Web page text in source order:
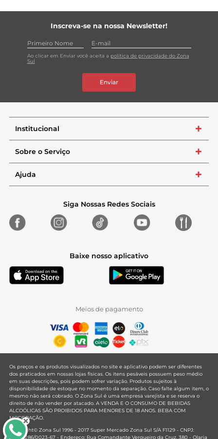
Inscreva-se na nossa Newsletter!
Ao clicar em Enviar você aceita a política de privacidade do Zona
Sul
Enviar
Institucional +
Sobre o Serviço +
Ajuda +
Siga Nossas Redes Sociais
Baixe nosso aplicativo
Meios de pagamento
Os preços e os produtos visualizados no site e aplicativo podem ser diferentes
dos praticados em nossas lojas físicas. Os itens pesáveis possuem peso médio
em suas descrições, pois podem sofrer variação. Produtos sujeitos à
disponibilidade de estoque no momento da separação. Caso falte algum item, o
mesmo não será cobrado. O Zona Sul é uma empresa varejista e se reserva o
direito de não vender por atacado. A VENDA E O CONSUMO DE BEBIDAS
ALCOÓLICAS SÃO PROIBIDOS PARA MENORES DE 18 ANOS. BEBA COM
MODERAÇÃO.
Copyright© Zona Sul 1996 - 2017 Super Mercado Zona Sul S/A F1129 - CNPJ:
33.381.286/0023-67 - Endereço: Rua Comandante Vergueiro da Cruz, 380 - Olaria